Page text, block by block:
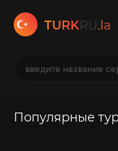
TURKRU.la
Популярные